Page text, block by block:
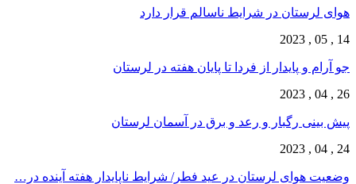
هوای لرستان در شرایط ناسالم قرار دارد
14 , 05 , 2023
جو آرام و پایدار از فردا تا پایان هفته در لرستان
26 , 04 , 2023
پیش بینی رگبار و رعد و برق در آسمان لرستان
24 , 04 , 2023
وضعیت هوای لرستان در عید فطر/ شرایط ناپایدار ‌هفته آینده در…